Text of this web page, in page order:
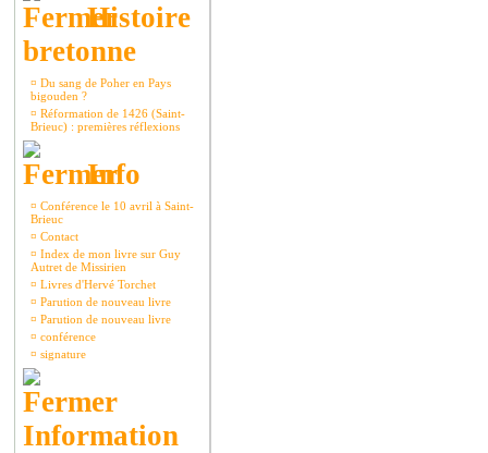
Histoire
bretonne
¤ Du sang de Poher en Pays
bigouden ?
¤ Réformation de 1426 (Saint-
Brieuc) : premières réflexions
Info
¤ Conférence le 10 avril à Saint-
Brieuc
¤ Contact
¤ Index de mon livre sur Guy
Autret de Missirien
¤ Livres d'Hervé Torchet
¤ Parution de nouveau livre
¤ Parution de nouveau livre
¤ conférence
¤ signature
Information